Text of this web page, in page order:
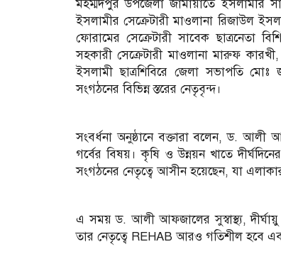
মহম্মদপুর উপজেলা জামায়াতে ইসলামীর
ইসলামীর সেক্রেটারী মাওলানা রিজাউল
ফোরামের সেক্রেটারী সাবেক ছাত্রনেতা
সহকারী সেক্রেটারী মাওলানা মারুফ
ইসলামী ছাত্রশিবিরে জেলা সভাপতি
সংগঠনের বিভিন্ন স্তরের নেতৃবৃন্দ।
সংবর্ধনা অনুষ্ঠানে বক্তারা বলেন, ড.
গর্বের বিষয়। কৃষি ও উন্নয়ন খাতে
সংগঠনের নেতৃত্বে আসীন হয়েছেন, যা
এ সময় ড. আলী আফজালের সুস্বাস্থ্য,
তার নেতৃত্বে REHAB আরও গতিশীল হবে